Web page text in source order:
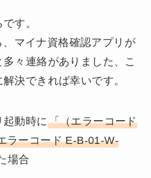
す。
マイナ資格確認アプリが
々連絡がありました、こ
決できれば幸いです。
起動時に「（エラーコード
ラーコード E-B-01-W-
場合